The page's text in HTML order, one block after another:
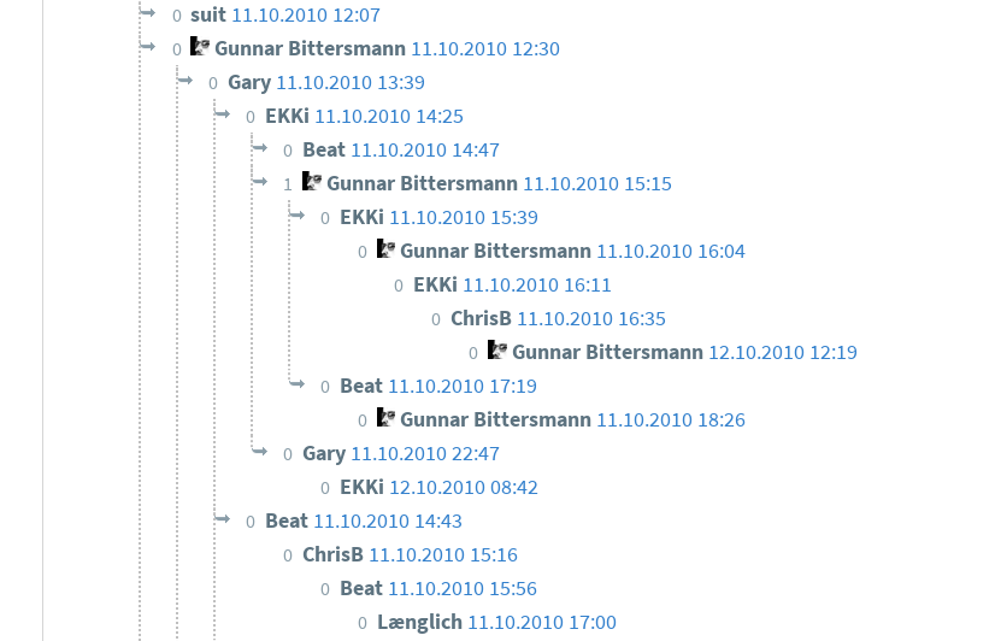
0 suit 11.10.2010 12:07
0 Gunnar Bittersmann 11.10.2010 12:30
0 Gary 11.10.2010 13:39
0 EKKi 11.10.2010 14:25
0 Beat 11.10.2010 14:47
1 Gunnar Bittersmann 11.10.2010 15:15
0 EKKi 11.10.2010 15:39
0 Gunnar Bittersmann 11.10.2010 16:04
0 EKKi 11.10.2010 16:11
0 ChrisB 11.10.2010 16:35
0 Gunnar Bittersmann 12.10.2010 12:19
0 Beat 11.10.2010 17:19
0 Gunnar Bittersmann 11.10.2010 18:26
0 Gary 11.10.2010 22:47
0 EKKi 12.10.2010 08:42
0 Beat 11.10.2010 14:43
0 ChrisB 11.10.2010 15:16
0 Beat 11.10.2010 15:56
0 Længlich 11.10.2010 17:00